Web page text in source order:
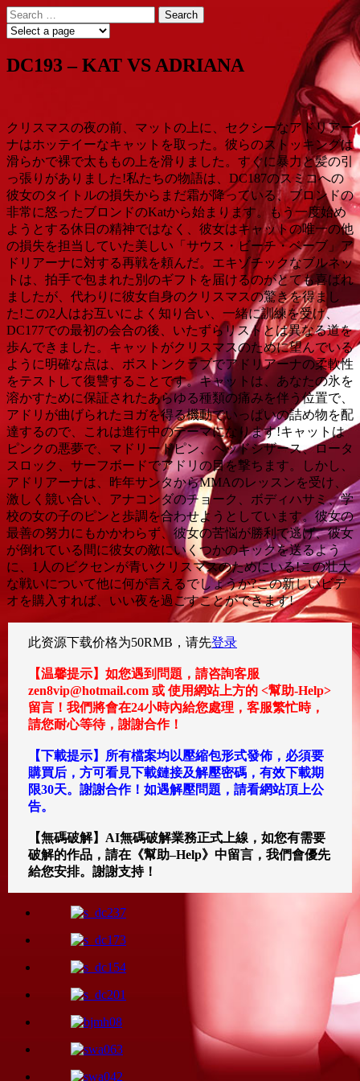
Skip
to
content
Search
for:
DC193 – KAT VS ADRIANA
クリスマスの夜の前、マットの上に、セクシーなアドリアー
ナはホッテイーなキャットを取った。彼らのストッキングは
滑らかで裸で太ももの上を滑りました。すぐに暴力と髪の引
っ張りがありました!私たちの物語は、DC187のスミコへの
彼女のタイトルの損失からまだ霜が降っている、ブロンドの
非常に怒ったブロンドのKatから始まります。もう一度始め
ようとする休日の精神ではなく、彼女はキャットの唯一の他
の損失を担当していた美しい「サウス・ビーチ・ベーブ」ア
ドリアーナに対する再戦を頼んだ。エキゾチックなブルネッ
トは、拍手で包まれた別のギフトを届けるのがとても喜ばれ
ましたが、代わりに彼女自身のクリスマスの驚きを得まし
た!この2人はお互いによく知り合い、一緒に訓練を受け、
DC177での最初の会合の後、いたずらリストとは異なる道を
歩んできました。キャットがクリスマスのために望んでいる
ように明確な点は、ボストンクラブでアドリアーナの柔軟性
をテストして復讐することです。キャットは、あなたの氷を
溶かすために保証されたあらゆる種類の痛みを伴う位置で、
アドリが曲げられたヨガを得る機動でいっぱいの詰め物を配
達するので、これは進行中のテーマになります!キャットは
ピンクの悪夢で、マドリードピン、ヘッドシザース、ロータ
スロック、サーフボードでアドリの目を撃ちます。しかし、
アドリアーナは、昨年サンタからMMAのレッスンを受け、
激しく競い合い、アナコンダのチョーク、ボディハサミ、学
校の女の子のピンと歩調を合わせようとしています。彼女の
最善の努力にもかかわらず、彼女の苦悩が勝利で逃げ、彼女
が倒れている間に彼女の敵にいくつかのキックを送るよう
に、1人のビクセンが青いクリスマスのためにいる!この壮大
な戦いについて他に何が言えるでしょうか?この新しいビデ
オを購入すれば、いい夜を過ごすことができます!
此资源下载价格为50RMB，请先登录
【温馨提示】如您遇到問題，請咨詢客服
zen8vip@hotmail.com 或 使用網站上方的 <幫助-Help>
留言！我們將會在24小時內給您處理，客服繁忙時，
請您耐心等待，謝謝合作！
【下載提示】所有檔案均以壓縮包形式發佈，必須要
購買后，方可看見下載鏈接及解壓密碼，有效下載期
限30天。謝謝合作！如遇解壓問題，請看網站頂上公
告。
【無碼破解】AI無碼破解業務正式上線，如您有需要
破解的作品，請在《幫助–Help》中留言，我們會優先
給您安排。謝謝支持！